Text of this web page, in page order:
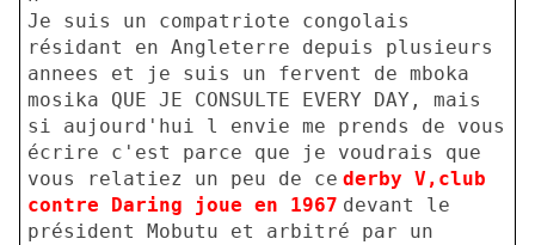
Je suis un compatriote congolais
résidant en Angleterre depuis plusieurs
annees et je suis un fervent de mboka
mosika QUE JE CONSULTE EVERY DAY, mais
si aujourd'hui l envie me prends de vous
écrire c'est parce que je voudrais que
vous relatiez un peu de ce derby V,club
contre Daring joue en 1967 devant le
président Mobutu et arbitré par un